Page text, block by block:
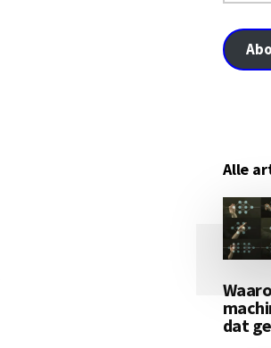
Alle
dat